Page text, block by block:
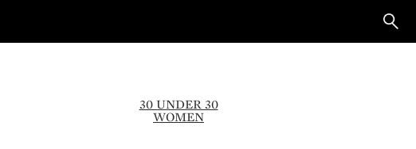
30 UNDER 30
WOMEN